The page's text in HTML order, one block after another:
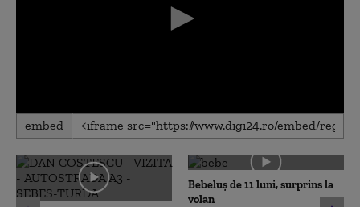
0
seconds
0
seconds
embed
Bebeluș de 11 luni, surprins la
volan